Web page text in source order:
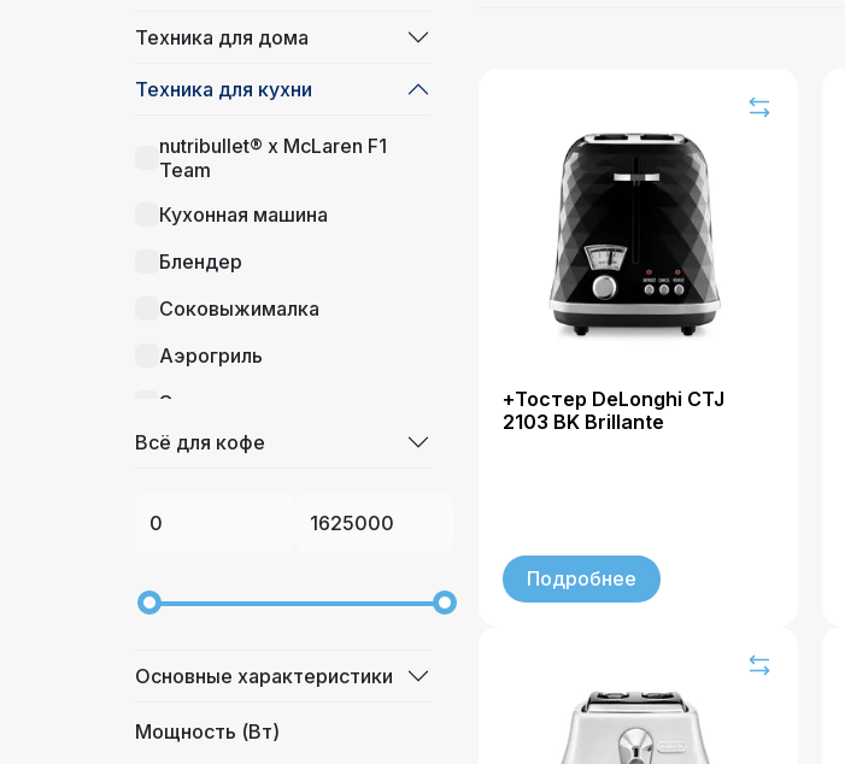
Техника для дома
Техника для кухни
nutribullet® x McLaren F1
Team
Кухонная машина
Блендер
Соковыжималка
Аэрогриль
Электрогриль
Электрический чайник
Миксер
Мясорубка
Пароварка
Всё для кофе
Основные характеристики
Мощность (Вт)
+Тостер DeLonghi CTJ
2103 BK Brillante
Подробнее